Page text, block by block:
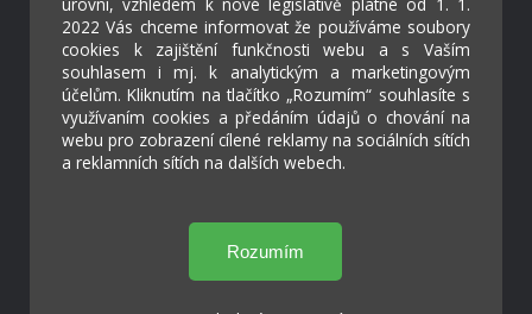
2022 Vás chceme informovat že používáme soubory
cookies k zajištění funkčnosti webu a s Vaším
souhlasem i mj. k analytickým a marketingovým
účelům. Kliknutím na tlačítko „Rozumím“ souhlasíte s
využívaním cookies a předáním údajů o chování na
webu pro zobrazení cílené reklamy na sociálních sítích
a reklamních sítích na dalších webech.
Přístupnost
Přihlášení
Základní škola a Mateřská škola Ostrožská
Lhota